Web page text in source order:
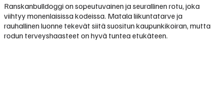
Ranskanbulldoggi on sopeutuvainen ja seurallinen rotu, joka
viihtyy monenlaisissa kodeissa. Matala liikuntatarve ja
rauhallinen luonne tekevät siitä suositun kaupunkikoiran, mutta
rodun terveyshaasteet on hyvä tuntea etukäteen.